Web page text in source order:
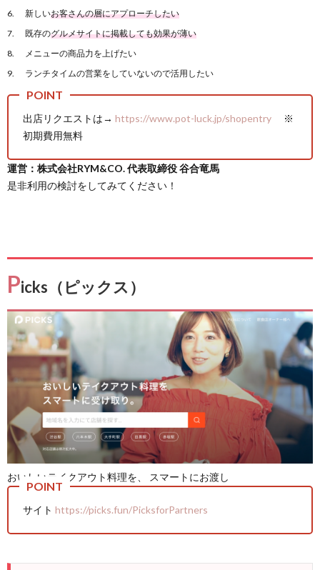
新しいお客さんの層にアプローチしたい
既存のグルメサイトに掲載しても効果が薄い
メニューの商品力を上げたい
ランチタイムの営業をしていないので活用したい
出店リクエストは→ https://www.pot-luck.jp/shopentry ※
初期費用無料
運営：株式会社RYM&CO. 代表取締役 谷合竜馬
是非利用の検討をしてみてください！
Picks（ピックス）
おいしいテイクアウト料理を、 スマートにお渡し
サイト https://picks.fun/PicksforPartners